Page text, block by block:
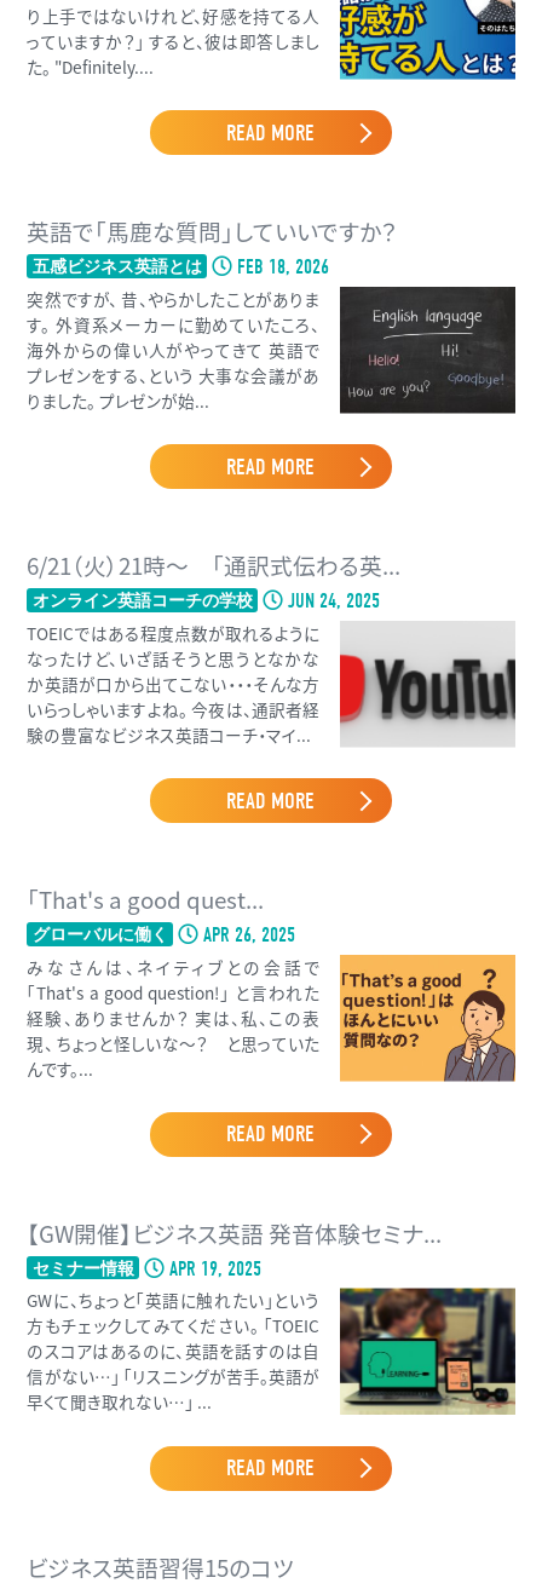
り上手ではないけれど、好感を持てる人
っていますか？」 すると、彼は即答しまし
た。 "Definitely....
READ MORE
英語で「馬鹿な質問」していいですか？
五感ビジネス英語とは FEB 18, 2026
突然ですが、 昔、やらかしたことがありま
す。 外資系メーカーに勤めていたころ、
海外からの偉い人がやってきて 英語で
プレゼンをする、という 大事な会議があ
りました。 プレゼンが始...
READ MORE
6/21（火）21時〜 「通訳式伝わる英...
オンライン英語コーチの学校 JUN 24, 2025
TOEICではある程度点数が取れるように
なったけど、いざ話そうと思うとなかな
か英語が口から出てこない・・・そんな方
いらっしゃいますよね。 今夜は、通訳者経
験の豊富なビジネス英語コーチ・マイ...
READ MORE
「That's a good quest...
グローバルに働く APR 26, 2025
みなさんは、ネイティブとの会話で
「That's a good question!」 と言われた
経験、ありませんか？ 実は、私、この表
現、 ちょっと怪しいな〜？ と思っていた
んです。...
READ MORE
【GW開催】ビジネス英語 発音体験セミナ...
セミナー情報 APR 19, 2025
GWに、ちょっと「英語に触れたい」という
方もチェックしてみてください。 「TOEIC
のスコアはあるのに、英語を話すのは自
信がない…」 「リスニングが苦手。英語が
早くて聞き取れない…」 ...
READ MORE
ビジネス英語習得15のコツ